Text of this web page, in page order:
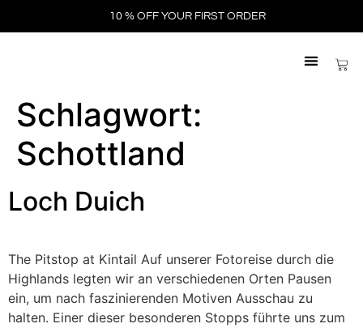
10 % OFF YOUR FIRST ORDER
Schlagwort:
Schottland
Loch Duich
The Pitstop at Kintail Auf unserer Fotoreise durch die
Highlands legten wir an verschiedenen Orten Pausen
ein, um nach faszinierenden Motiven Ausschau zu
halten. Einer dieser besonderen Stopps führte uns zum